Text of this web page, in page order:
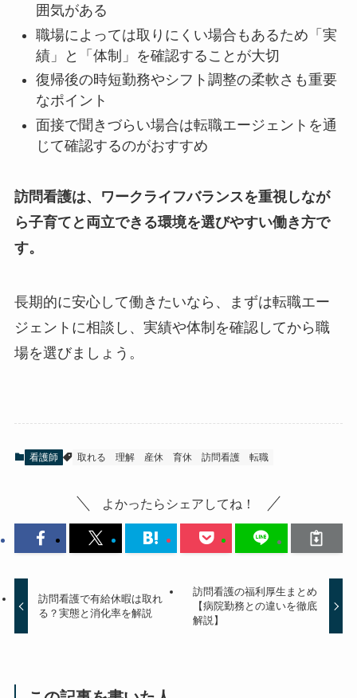
囲気がある
職場によっては取りにくい場合もあるため「実
績」と「体制」を確認することが大切
復帰後の時短勤務やシフト調整の柔軟さも重要
なポイント
面接で聞きづらい場合は転職エージェントを通
じて確認するのがおすすめ
訪問看護は、ワークライフバランスを重視しなが
ら子育てと両立できる環境を選びやすい働き方で
す。
長期的に安心して働きたいなら、まずは転職エー
ジェントに相談し、実績や体制を確認してから職
場を選びましょう。
看護師 取れる 理解 産休 育休 訪問看護 転職
よかったらシェアしてね！
訪問看護で有給休暇は取れ
る？実態と消化率を解説
訪問看護の福利厚生まとめ
【病院勤務との違いを徹底
解説】